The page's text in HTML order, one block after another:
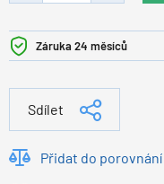
Záruka 24 měsíců
Sdílet
Přidat do porovnání